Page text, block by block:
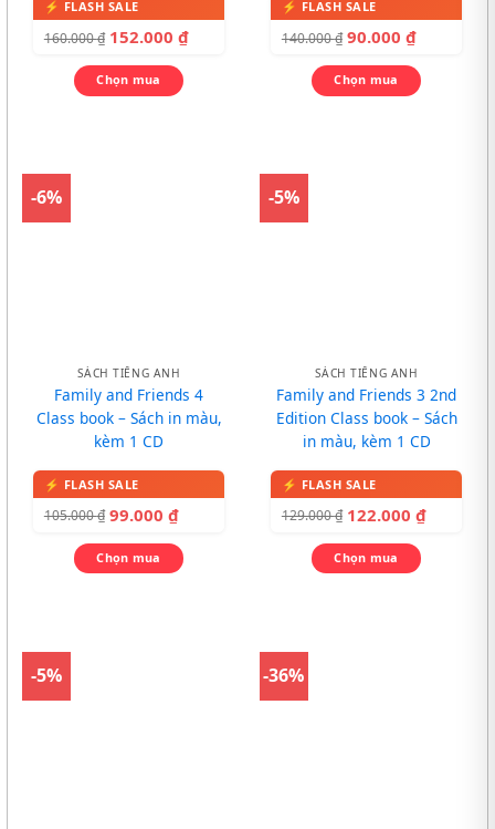
160.000₫ 152.000 ₫
Chọn mua
140.000₫ 90.000 ₫
Chọn mua
-6%
SÁCH TIẾNG ANH
Family and Friends 4
Class book – Sách in màu,
kèm 1 CD
105.000₫ 99.000 ₫
Chọn mua
-5%
SÁCH TIẾNG ANH
Family and Friends 3 2nd
Edition Class book – Sách
in màu, kèm 1 CD
129.000₫ 122.000 ₫
Chọn mua
-5% -36%